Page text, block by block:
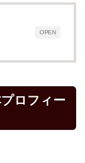
OPEN
ロフィー